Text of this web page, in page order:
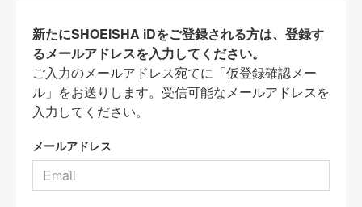
新たにSHOEISHA iDをご登録される方は、登録す
るメールアドレスを入力してください。
ご入力のメールアドレス宛てに「仮登録確認メー
ル」をお送りします。受信可能なメールアドレスを
入力してください。
メールアドレス